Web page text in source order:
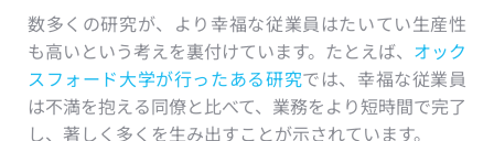
数多くの研究が、より幸福な従業員はたいてい生産性
も高いという考えを裏付けています。たとえば、 オック
スフォード大学が行ったある研究では、幸福な従業員
は不満を抱える同僚と比べて、業務をより短時間で完了
し、著しく多くを生み出すことが示されています。